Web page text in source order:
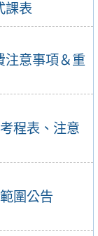
課表
注意事項＆重
程表、注意
圍公告